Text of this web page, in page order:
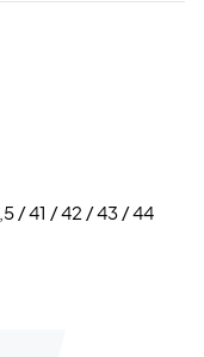
/ 41 / 42 / 43 / 44